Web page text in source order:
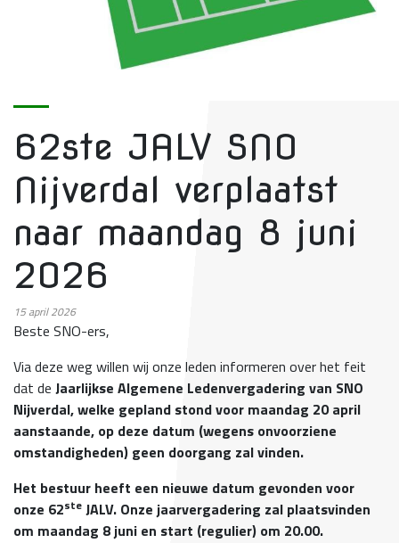
62ste JALV SNO
Nijverdal verplaatst
naar maandag 8 juni
2026
15april 2026
Beste SNO-ers,
Via deze weg willen wij onze leden informeren over het feit
dat de Jaarlijkse Algemene Ledenvergadering van SNO
Nijverdal, welke gepland stond voor maandag 20 april
aanstaande, op deze datum (wegens onvoorziene
omstandigheden) geen doorgang zal vinden.
Het bestuur heeft een nieuwe datum gevonden voor
onze 62ste JALV. Onze jaarvergadering zal plaatsvinden
om maandag 8 juni en start (regulier) om 20.00.